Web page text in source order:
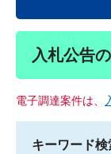
入札公告
電子調達案件は、
キーワード検